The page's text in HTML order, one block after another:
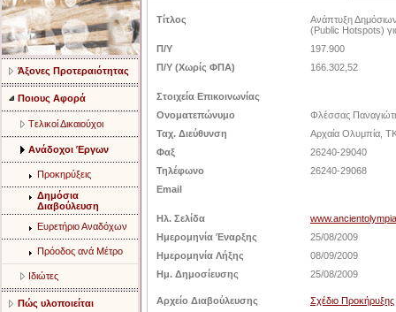
Άξονες Προτεραιότητας
Ποιους Αφορά
Tελικοί Δικαιούχοι
Ανάδοχοι Έργων
Προκηρύξεις
Δημόσια
Διαβούλευση
Ευρετήριο Αναδόχων
Πρόοδος ανά Μέτρο
Ιδιώτες
Πώς υλοποιείται
Τίτλος
Ανάπτυξη
(Public Hotspots)
Π/Υ
197.900
Π/Υ (Χωρίς ΦΠΑ)
166.302,52
Στοιχεία Επικοινωνίας
Ονοματεπώνυμο
Φλέσσας
Ταχ. Διεύθυνση
Αρχαία Ολυμπία,
Φαξ
26240-29040
Τηλέφωνο
26240-29068
Email
Ηλ. Σελίδα
Ημερομηνία Έναρξης
25/08/2009
Ημερομηνία Λήξης
08/09/2009
Ημ. Δημοσίευσης
25/08/2009
Αρχείο Διαβούλευσης
Σχέδιο Προκήρυξης